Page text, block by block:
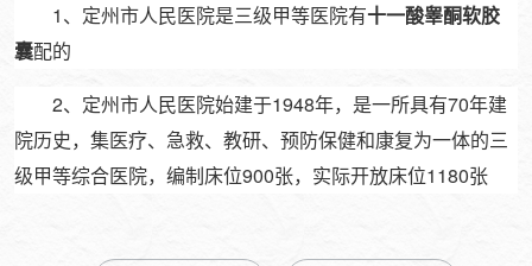
1、定州市人民医院是三级甲等医院有十一酸睾酮软胶
囊配的
2、定州市人民医院始建于1948年，是一所具有70年建
院历史，集医疗、急救、教研、预防保健和康复为一体的三
级甲等综合医院，编制床位900张，实际开放床位1180张